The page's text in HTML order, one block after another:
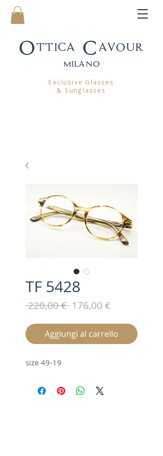
Ottica Cavour
milano
Exclusive Glasses
& Sunglasses
TF 5428
220,00 € Prezzo
176,00 €Prezzo
Aggiungi al carrello
size 49-19